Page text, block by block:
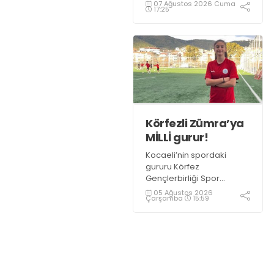
güçlendirmeye devam
07 Ağustos 2026 Cuma
17:25
Körfezli Zümra’ya
MİLLİ gurur!
Kocaeli’nin spordaki
gururu Körfez
Gençlerbirliği Spor
Kulübü, altyapısından
yetiştirdiği sporcularla
05 Ağustos 2026
Çarşamba 15:59